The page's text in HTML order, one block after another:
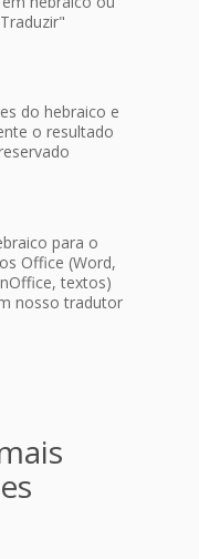
do hebraico e
o resultado
para o
Office (Word,
textos)
nosso tradutor